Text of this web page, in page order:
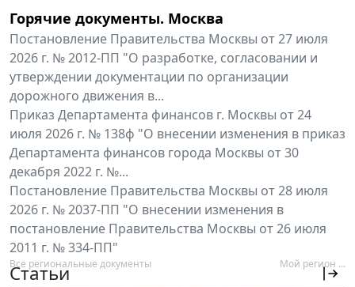
Горячие документы. Москва
Постановление Правительства Москвы от 27 июля
2026 г. № 2012-ПП "О разработке, согласовании и
утверждении документации по организации
дорожного движения в...
Приказ Департамента финансов г. Москвы от 24
июля 2026 г. № 138ф "О внесении изменения в приказ
Департамента финансов города Москвы от 30
декабря 2022 г. №...
Постановление Правительства Москвы от 28 июля
2026 г. № 2037-ПП "О внесении изменения в
постановление Правительства Москвы от 26 июля
2011 г. № 334-ПП"
Все региональные документы Мой регион ...
Статьи